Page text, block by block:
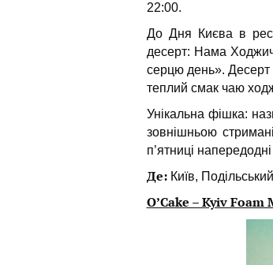
22:00.
До Дня Києва в
десерт: Нама
серцю день». Десерт
теплий смак чаю
Унікальна фішка:
зовнішньою
п’ятниці
Де:Київ,
O’Cake – Kyiv